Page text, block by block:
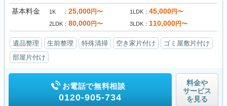
基本料金 1K 25,000円〜 1LDK 45,000円〜
2LDK 80,000円〜 3LDK 110,000円〜
遺品整理 生前整理 特殊清掃 空き家片付け
ゴミ屋敷片付け
部屋片付け
お電話で無料相談
0120-905-734
料金や
サービス
を見る